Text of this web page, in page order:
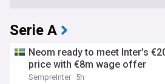
Serie A
Neom ready to meet Inter’s
price with €8m wage offer
SempreInter 5h